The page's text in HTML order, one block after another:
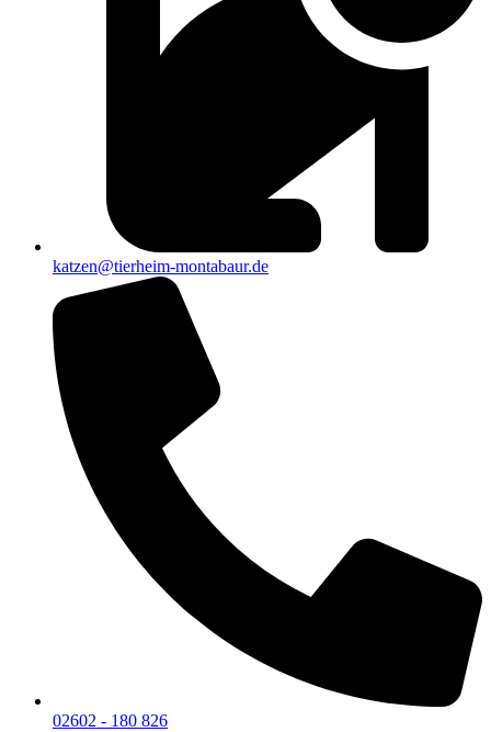
katzen@tierheim-montabaur.de
02602 - 180 826